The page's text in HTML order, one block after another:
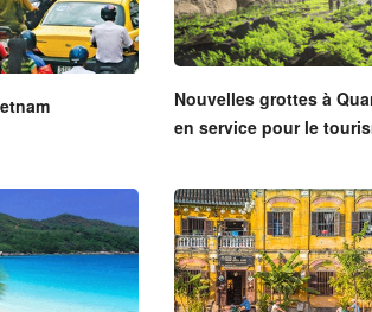
Nouvelles grottes à
en service pour le